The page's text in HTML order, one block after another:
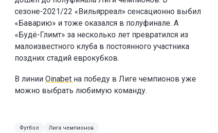
сезоне-2021/22 «Вильярреал» сенсационно выбил
«Баварию» и тоже оказался в полуфинале. А
«Будё-Глимт» за несколько лет превратился из
малоизвестного клуба в постоянного участника
поздних стадий еврокубков.
В линии Oinabet на победу в Лиге чемпионов уже
можно выбрать любимую команду.
Футбол Лига чемпионов